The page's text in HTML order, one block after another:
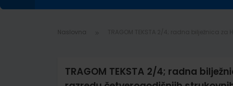
Naslovna
TRAGOM TEKSTA 2/4; radna